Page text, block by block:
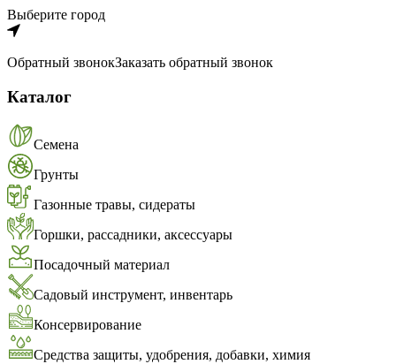
Выберите город
Обратный звонокЗаказать обратный звонок
Каталог
Семена
Грунты
Газонные травы, сидераты
Горшки, рассадники, аксессуары
Посадочный материал
Садовый инструмент, инвентарь
Консервирование
Средства защиты, удобрения, добавки, химия